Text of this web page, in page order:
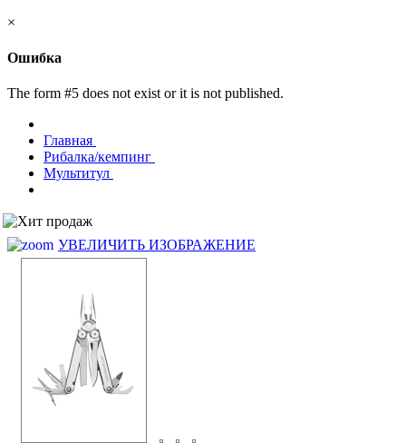
×
Ошибка
The form #5 does not exist or it is not published.
Главная
Рибалка/кемпинг
Мультитул
УВЕЛИЧИТЬ ИЗОБРАЖЕНИЕ